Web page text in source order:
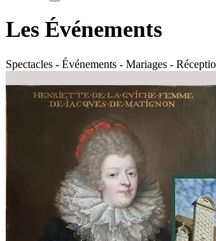
Les Événements
Spectacles - Événements - Mariages -